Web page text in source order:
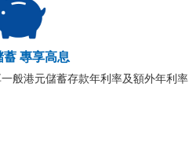
蓄 專享高息
般港元儲蓄存款年利率及額外年利率